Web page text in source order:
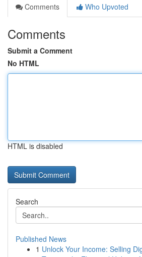
Comments
Who Upvoted
Comments
Submit a Comment
No HTML
HTML is disabled
Search
Published News
1 Unlock Your Income: Selling